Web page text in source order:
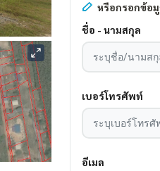
หรือกรอกข้อ
ชื่อ - นามสกุล
เบอร์โทรศัพท์
อีเมล